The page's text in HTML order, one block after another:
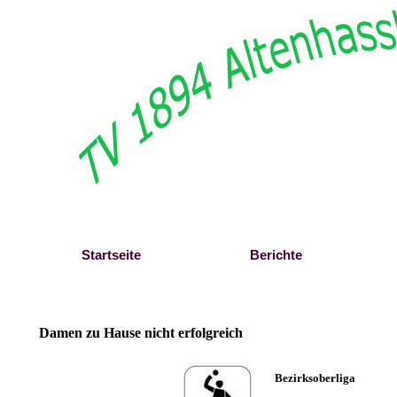
Startseite Berichte
Damen zu Hause nicht erfolgreich
Bezirksoberliga